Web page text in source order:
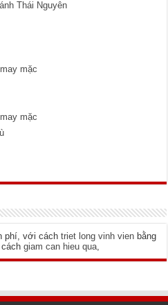
Thái Nguyên
mặc
mặc
phí, với cáchtriet long vinh vien bằng
cáchgiam can hieu qua